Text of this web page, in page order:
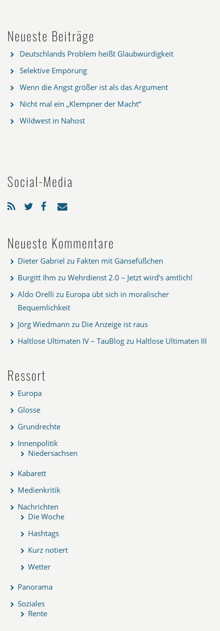
Neueste Beiträge
Deutschlands Problem heißt Glaubwürdigkeit
Selektive Empörung
Wenn die Angst größer ist als das Argument
Nicht mal ein „Klempner der Macht“
Wildwest in Nahost
Social-Media
Neueste Kommentare
Dieter Gabriel zu Fakten mit Gänsefüßchen
Burgitt Ihm zu Wehrdienst 2.0 – Jetzt wird’s amtlich!
Aldo Orelli zu Europa übt sich in moralischer
Bequemlichkeit
Jörg Wiedmann zu Die Anzeige ist raus
Haltlose Ultimaten IV – TauBlog zu Haltlose Ultimaten III
Ressort
Europa
Glosse
Grundrechte
Innenpolitik
Niedersachsen
Kabarett
Medienkritik
Nachrichten
Die Woche
Hashtags
Kurz notiert
Wetter
Panorama
Soziales
Rente